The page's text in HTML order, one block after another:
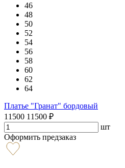
46
48
50
52
54
56
58
60
62
64
Платье "Гранат" бордовый
11500 11500 ₽
шт
Оформить предзаказ